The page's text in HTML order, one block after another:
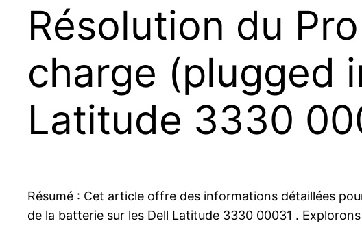
Résolution du
charge (plugged
Latitude 3330
Résumé : Cet article offre des informations détaillées
de la batterie sur les Dell Latitude 3330 00031 .